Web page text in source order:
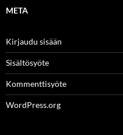
META
Kirjaudu sisään
Sisältösyöte
Kommenttisyöte
WordPress.org